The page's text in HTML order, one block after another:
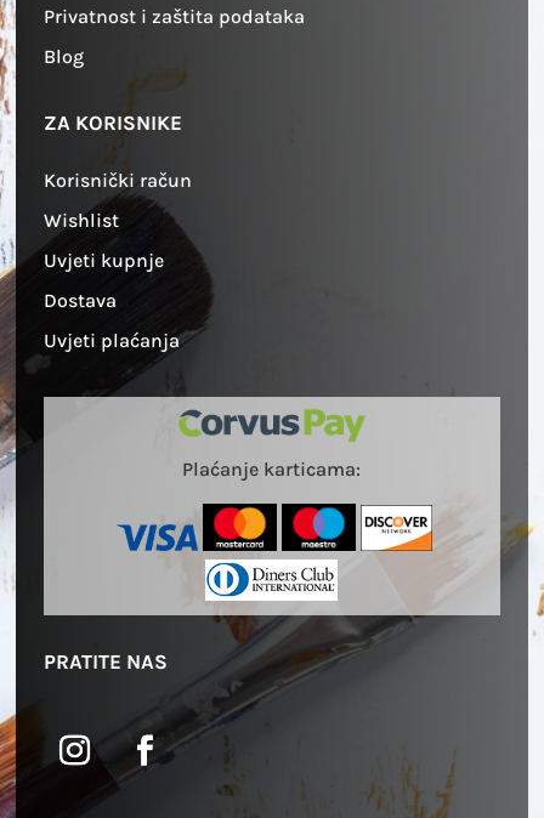
Privatnost i zaštita podataka
Blog
ZA KORISNIKE
Korisnički račun
Wishlist
Uvjeti kupnje
Dostava
Uvjeti plaćanja
Plaćanje karticama:
PRATITE NAS